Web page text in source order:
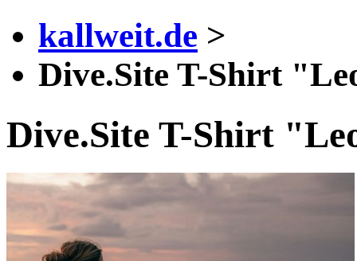
kallweit.de >
Dive.Site T-Shirt
Dive.Site T-Shirt